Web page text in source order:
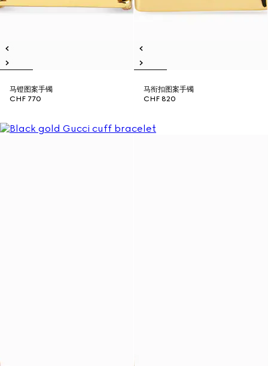
马镫图案手镯
CHF 770
马衔扣图案手镯
CHF 820